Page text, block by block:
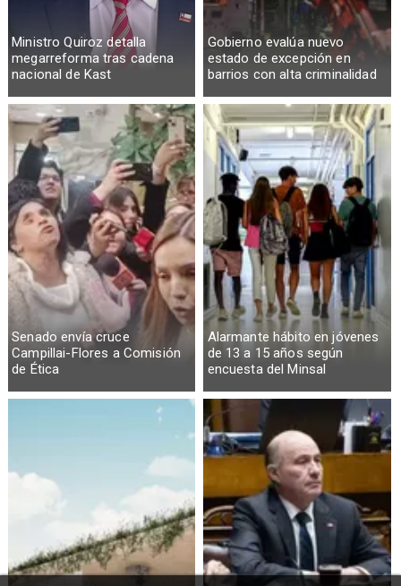
Ministro Quiroz detalla
megarreforma tras cadena
nacional de Kast
Gobierno evalúa nuevo
estado de excepción en
barrios con alta criminalidad
Senado envía cruce
Campillai-Flores a Comisión
de Ética
Alarmante hábito en jóvenes
de 13 a 15 años según
encuesta del Minsal